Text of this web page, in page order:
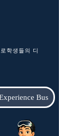
학생들의 디
Bus